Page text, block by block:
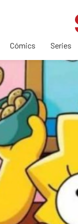
Cómics Series